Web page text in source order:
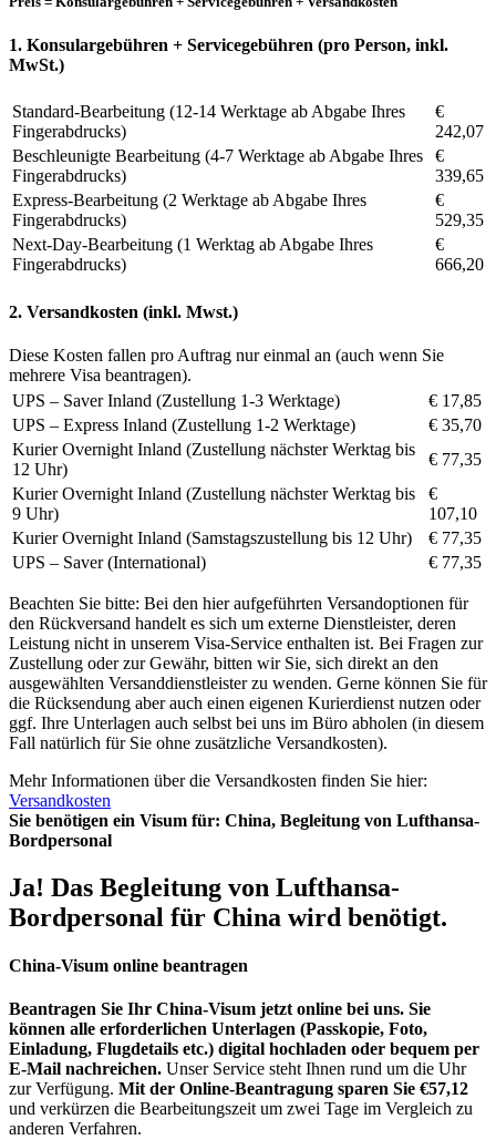
1. Konsulargebühren + Servicegebühren (pro Person, inkl.
MwSt.)
Standard-Bearbeitung (12-14 Werktage ab Abgabe Ihres
Fingerabdrucks)
€
242,07
Beschleunigte Bearbeitung (4-7 Werktage ab Abgabe Ihres
Fingerabdrucks)
€
339,65
Express-Bearbeitung (2 Werktage ab Abgabe Ihres
Fingerabdrucks)
€
529,35
Next-Day-Bearbeitung (1 Werktag ab Abgabe Ihres
Fingerabdrucks)
€
666,20
2. Versandkosten (inkl. Mwst.)
Diese Kosten fallen pro Auftrag nur einmal an (auch wenn Sie
mehrere Visa beantragen).
UPS – Saver Inland (Zustellung 1-3 Werktage)
€ 17,85
UPS – Express Inland (Zustellung 1-2 Werktage)
€ 35,70
Kurier Overnight Inland (Zustellung nächster Werktag bis
12 Uhr)
€ 77,35
Kurier Overnight Inland (Zustellung nächster Werktag bis
9 Uhr)
€
107,10
Kurier Overnight Inland (Samstagszustellung bis 12 Uhr)
€ 77,35
UPS – Saver (International)
€ 77,35
Beachten Sie bitte: Bei den hier aufgeführten Versandoptionen für
den Rückversand handelt es sich um externe Dienstleister, deren
Leistung nicht in unserem Visa-Service enthalten ist. Bei Fragen zur
Zustellung oder zur Gewähr, bitten wir Sie, sich direkt an den
ausgewählten Versanddienstleister zu wenden. Gerne können Sie für
die Rücksendung aber auch einen eigenen Kurierdienst nutzen oder
ggf. Ihre Unterlagen auch selbst bei uns im Büro abholen (in diesem
Fall natürlich für Sie ohne zusätzliche Versandkosten).
Mehr Informationen über die Versandkosten finden Sie hier:
Versandkosten
Sie benötigen ein Visum für: China, Begleitung von Lufthansa-
Bordpersonal
Ja! Das Begleitung von Lufthansa-
Bordpersonal für China wird benötigt.
China-Visum online beantragen
Beantragen Sie Ihr China-Visum jetzt online bei uns. Sie
können alle erforderlichen Unterlagen (Passkopie, Foto,
Einladung, Flugdetails etc.) digital hochladen oder bequem per
E-Mail nachreichen. Unser Service steht Ihnen rund um die Uhr
zur Verfügung. Mit der Online-Beantragung sparen Sie €57,12
und verkürzen die Bearbeitungszeit um zwei Tage im Vergleich zu
anderen Verfahren.